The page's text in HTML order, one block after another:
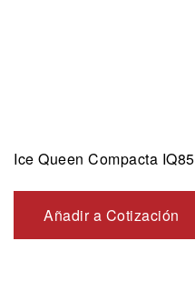
Ice Queen Compacta IQ85
Añadir a Cotización